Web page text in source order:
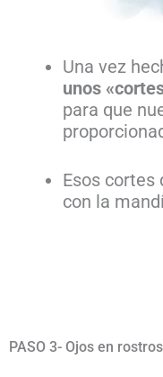
Una vez
unos
para que
Esos cortes
con la
PASO 3- Ojos en